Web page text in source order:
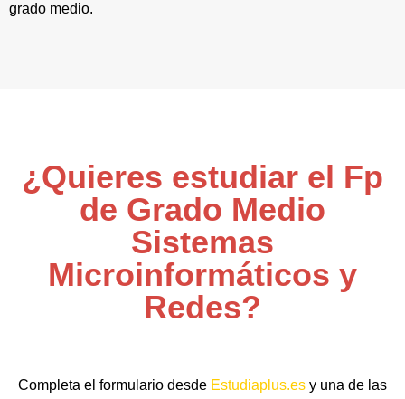
grado medio.
¿Quieres estudiar el Fp
de Grado Medio
Sistemas
Microinformáticos y
Redes?
Completa el formulario desde Estudiaplus.es y una de las